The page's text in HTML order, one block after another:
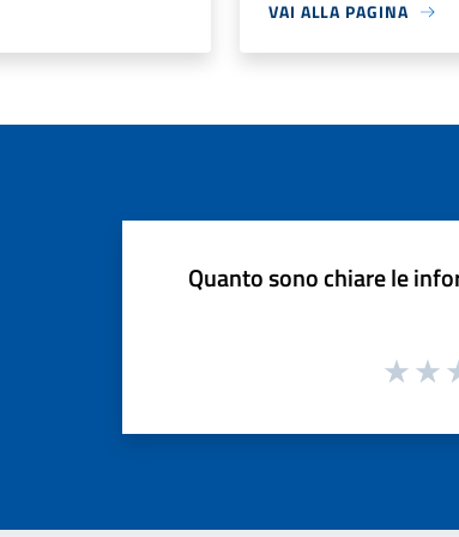
VAI ALLA PAGINA
Quanto sono chiare le